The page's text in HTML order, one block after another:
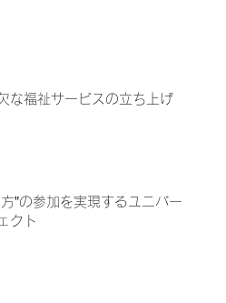
な福祉サービスの立ち上げ
”の参加を実現するユニバー
クト